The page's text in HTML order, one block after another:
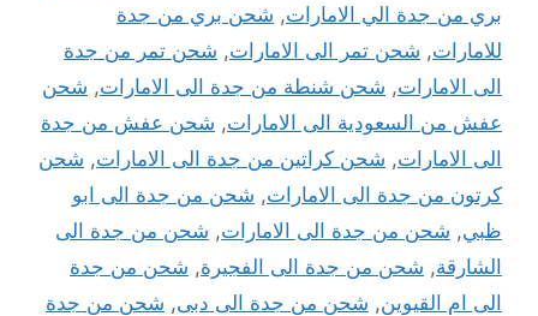
بري من جدة الي الامارات, شحن بري من جدة
للامارات, شحن تمر الى الامارات, شحن تمر من جدة
الى الامارات, شحن شنطة من جدة الى الامارات, شحن
عفش من السعودية الى الامارات, شحن عفش من جدة
الى الامارات, شحن كراتين من جدة الى الامارات, شحن
كرتون من جدة الى الامارات, شحن من جدة الى ابو
ظبي, شحن من جدة الى الامارات, شحن من جدة الى
الشارقة, شحن من جدة الى الفجيرة, شحن من جدة
الى ام القيوين, شحن من جدة الى دبى, شحن من جدة